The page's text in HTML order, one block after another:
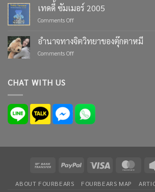
Teddy
Bears
ตัว
เล็ก
ใน
เทดดี้ ซัมเมอร์ 2005
Comments Offon
ดี้
ซัมเมอร์
2005
อำนาจทางจิตวิทยาของตุ๊กตาหมี
Comments Offon
หมี
CHAT WITH US
Bank
PayPal Visa
ABOUT FOURBEARS FOURBEARS MAP